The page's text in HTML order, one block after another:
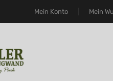
Mein Konto Mein